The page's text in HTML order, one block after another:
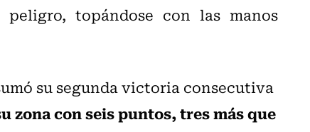
topándose con las manos
su segunda victoria consecutiva
zona con seis puntos, tres más que